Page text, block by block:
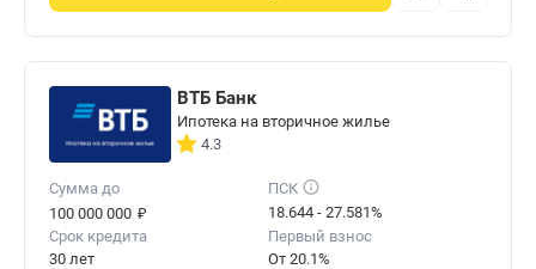
ВТБ Банк
Ипотека на вторичное жилье
4.3
Сумма до
100 000 000 ₽
ПСК
18.644 - 27.581%
Срок кредита
30 лет
Первый взнос
От 20.1%